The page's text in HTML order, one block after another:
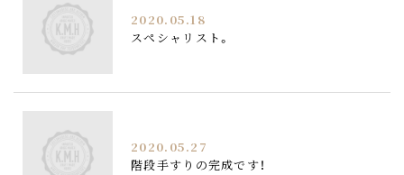
2020.05.18
スペシャリスト。
2020.05.27
階段手すりの完成です！